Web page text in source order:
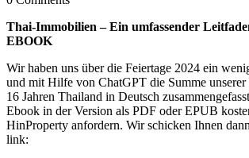
Thai-Immobilien – Ein umfassender
EBOOK
Wir haben uns über die Feiertage 2024 ein
und mit Hilfe von ChatGPT die Summe
16 Jahren Thailand in Deutsch
Ebook in der Version als PDF oder EPUB
HinProperty anfordern. Wir schicken Ihnen
link: